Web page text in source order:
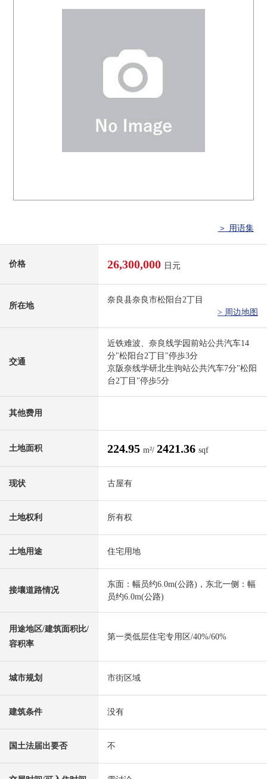
＞ 用语集
价格 26,300,000 日元
所在地
奈良县奈良市松阳台2丁目
> 周边地图
交通
近铁难波、奈良线学园前站公共汽车14
分"松阳台2丁目"停歩3分
京阪奈线学研北生驹站公共汽车7分"松阳
台2丁目"停歩5分
其他费用
土地面积 224.95 m²/ 2421.36 sqf
现状 古屋有
土地权利 所有权
土地用途 住宅用地
接壤道路情况
东面：幅员约6.0m(公路)，东北一侧：幅
员约6.0m(公路)
用途地区/建筑面积比/
容积率
第一类低层住宅专用区/40%/60%
城市规划 市街区域
建筑条件 没有
国土法届出要否 不